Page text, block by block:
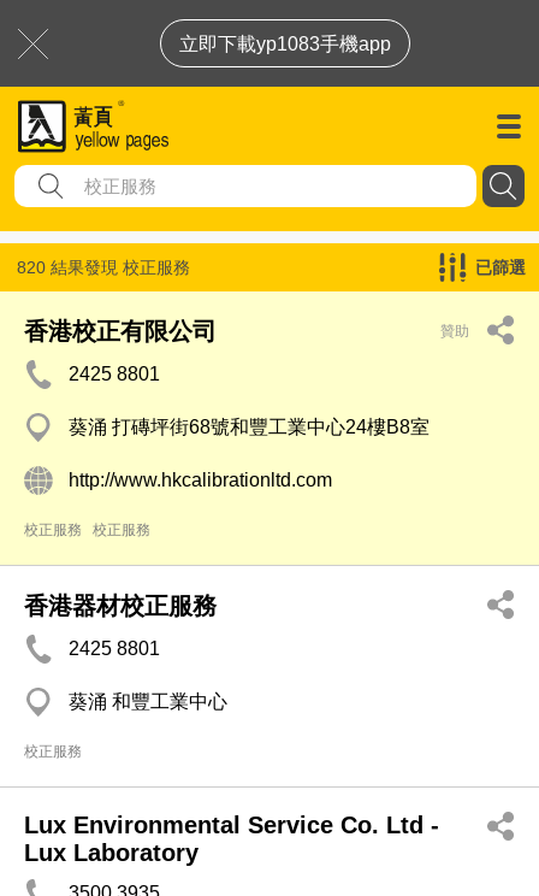
立即下載yp1083手機app
820 結果發現 校正服務 已篩選
香港校正有限公司 贊助
2425 8801
葵涌 打磚坪街68號和豐工業中心24樓B8室
http://www.hkcalibrationltd.com
校正服務 校正服務
香港器材校正服務
2425 8801
葵涌 和豐工業中心
校正服務
Lux Environmental Service Co. Ltd -
Lux Laboratory